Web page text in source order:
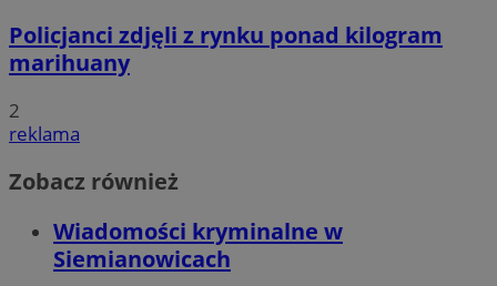
Policjanci zdjęli z rynku ponad kilogram
marihuany
2
reklama
Zobacz również
Wiadomości kryminalne w
Siemianowicach